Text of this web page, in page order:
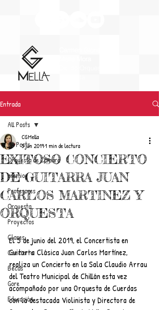
Entrada
All Posts
Orquesta de Cámara
premios
Profesores
Orquesta
Proyectos
Clases
Concierto
Becas
Gore
Educación
All Posts
EXITOSO CONCIERTO
DE GUITARRA JUAN
CARLOS MARTINEZ Y
ORQUESTA
CGMella
5 jun 20191 min de lectura
El 5 de junio del 2019, el Concertista en
Guitarra Clásica Juan Carlos Martínez,
realiza un Concierto en la Sala Claudio Arrau
del Teatro Municipal de Chillán esta vez
acompañado por una Orquesta de Cuerdas
con la destacada Violinista y Directora de